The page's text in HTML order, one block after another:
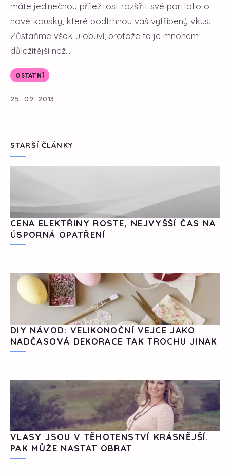
máte jedinečnou příležitost rozšířit své portfolio o
nové kousky, které podtrhnou váš vytříbený vkus.
Zůstaňme však u obuvi, protože ta je mnohem
důležitější než...
OSTATNÍ
25. 09. 2013
STARŠÍ ČLÁNKY
CENA ELEKTŘINY ROSTE, NEJVYŠŠÍ ČAS NA
ÚSPORNÁ OPATŘENÍ
DIY NÁVOD: VELIKONOČNÍ VEJCE JAKO
NADČASOVÁ DEKORACE TAK TROCHU JINAK
VLASY JSOU V TĚHOTENSTVÍ KRÁSNĚJŠÍ.
PAK MŮŽE NASTAT OBRAT